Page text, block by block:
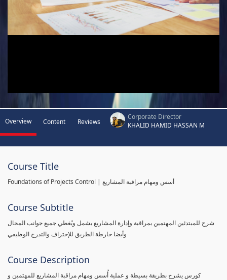
Overview Content Reviews
Corporate Director
KHALID HAMID HASSAN M
Course Title
Foundations of Projects Control | أسس ومهام مراقبة المشاريع
Course Subtitle
شرح للمبتدئين المهتمين بمراقبة وإدارة المشاريع يشمل ويُغطي جميع جوانب المجال
وأيضا خارطة الطريق للإحتراف والتدرج الوظيفي
Course Description
كورس يشرح بطريقة بسيطة و عملية أُسس ومهام مراقبة المشاريع للمهتمين و